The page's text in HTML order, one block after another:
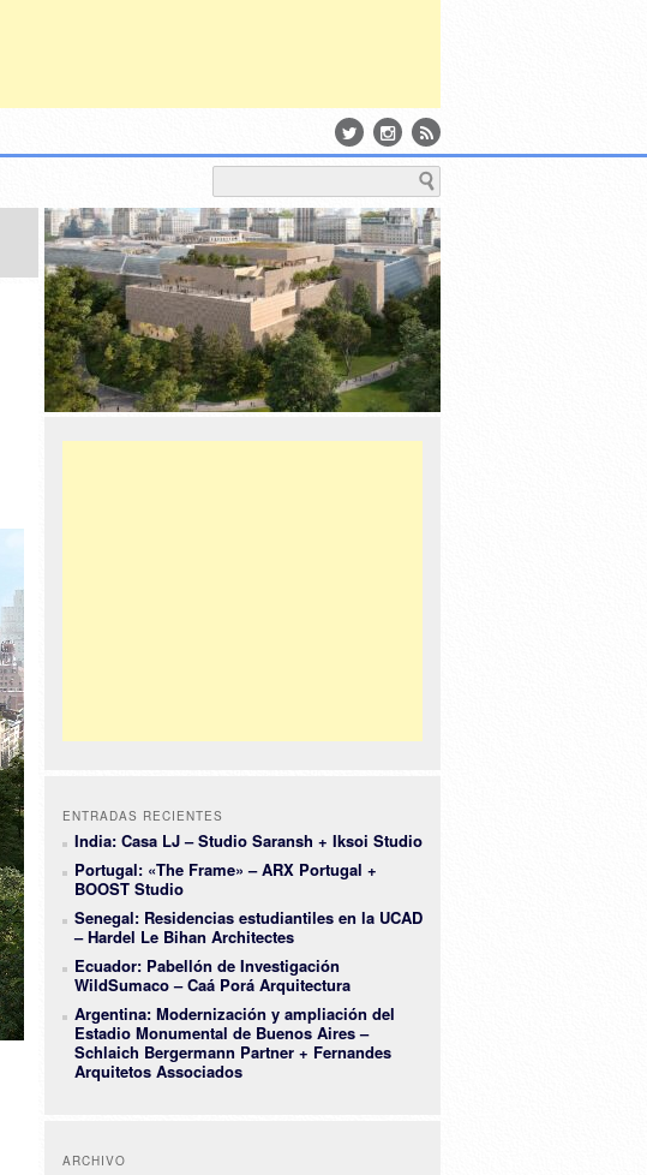
ENTRADAS RECIENTES
India: Casa LJ – Studio Saransh + Iksoi Studio
Portugal: «The Frame» – ARX Portugal +
BOOST Studio
Senegal: Residencias estudiantiles en la UCAD
– Hardel Le Bihan Architectes
Ecuador: Pabellón de Investigación
WildSumaco – Caá Porá Arquitectura
Argentina: Modernización y ampliación del
Estadio Monumental de Buenos Aires –
Schlaich Bergermann Partner + Fernandes
Arquitetos Associados
ARCHIVO